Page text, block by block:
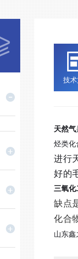
技
天然气
烃类化
进行
好的
三氧
缺点
化合
山东